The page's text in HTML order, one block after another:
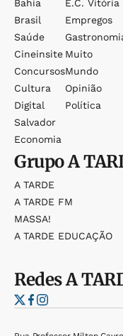
Bahia
Brasil
Saúde
Cineinsite
Concursos
Cultura
Digital
Salvador
Economia
E.c. Vitória
Empregos
Muito
Mundo
Opinião
Política
GrupoA
A TARDE
A TARDE FM
MASSA!
A TARDE EDUCAÇÃO
RedesA